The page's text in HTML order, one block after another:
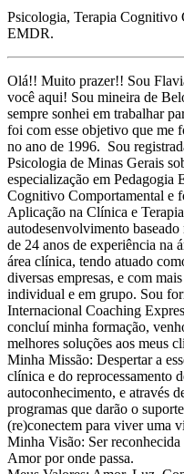
Psicologia, Terapia Cognitivo
EMDR.
Olá!! Muito prazer!! Sou
você aqui! Sou mineira de
sempre sonhei em trabalhar
foi com esse objetivo que me
no ano de 1996. Sou
Psicologia de Minas Gerais
especialização em Pedagogia
Cognitivo Comportamental e
Aplicação na Clínica e
autodesenvolvimento
de 24 anos de experiência na
área clínica, tendo atuado
diversas empresas, e com
individual e em grupo. Sou
Internacional Coaching
concluí minha formação,
melhores soluções aos meus
Minha Missão: Despertar a
clínica e do reprocessamento
autoconhecimento, e através
programas que darão o
(re)conectem para viver uma
Minha Visão: Ser
Amor por onde passa.